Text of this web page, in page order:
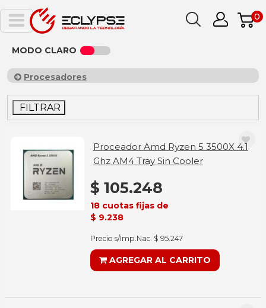
0
MODO CLARO
Procesadores
FILTRAR
Proceador Amd Ryzen 5 3500X 4.1
Ghz AM4 Tray Sin Cooler
$ 105.248
18 cuotas fijas de
$ 9.238
Precio s/Imp.Nac. $ 95.247
AGREGAR AL CARRITO